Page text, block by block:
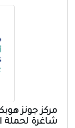
مركز جونز
شاغرة لحملة